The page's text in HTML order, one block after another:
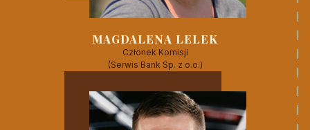
MAGDALENA LELEK
Członek Komisji
(Serwis Bank Sp. z o.o.)